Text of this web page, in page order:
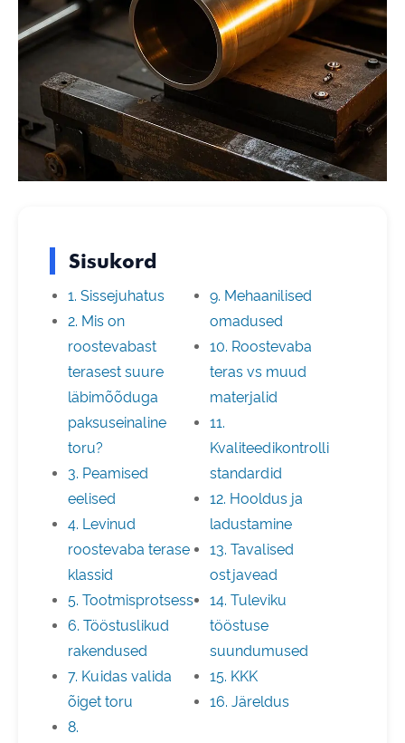
Sisukord
1. Sissejuhatus
2. Mis on
roostevabast
terasest suure
läbimõõduga
paksuseinaline
toru?
3. Peamised
eelised
4. Levinud
roostevaba terase
klassid
5. Tootmisprotsess
6. Tööstuslikud
rakendused
7. Kuidas valida
õiget toru
8.
9. Mehaanilised
omadused
10. Roostevaba
teras vs muud
materjalid
11.
Kvaliteedikontrolli
standardid
12. Hooldus ja
ladustamine
13. Tavalised
ostjavead
14. Tuleviku
tööstuse
suundumused
15. KKK
16. Järeldus